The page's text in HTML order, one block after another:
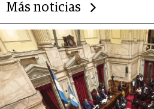
Más noticias